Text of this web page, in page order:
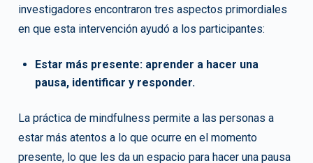
investigadores encontraron tres aspectos primordiales
en que esta intervención ayudó a los participantes:
Estar más presente: aprender a hacer una
pausa, identificar y responder.
La práctica de mindfulness permite a las personas a
estar más atentos a lo que ocurre en el momento
presente, lo que les da un espacio para hacer una pausa